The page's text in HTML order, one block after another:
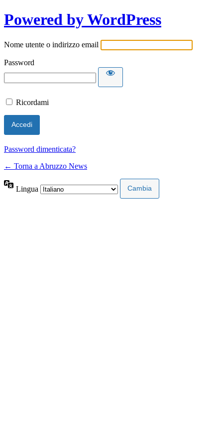
Powered by WordPress
Nome utente o indirizzo email
Password
Ricordami
Password dimenticata?
← Torna a Abruzzo News
Lingua